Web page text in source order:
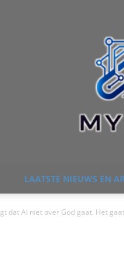
LAATSTE NIEUWS EN
dat AI niet over God gaat. Het